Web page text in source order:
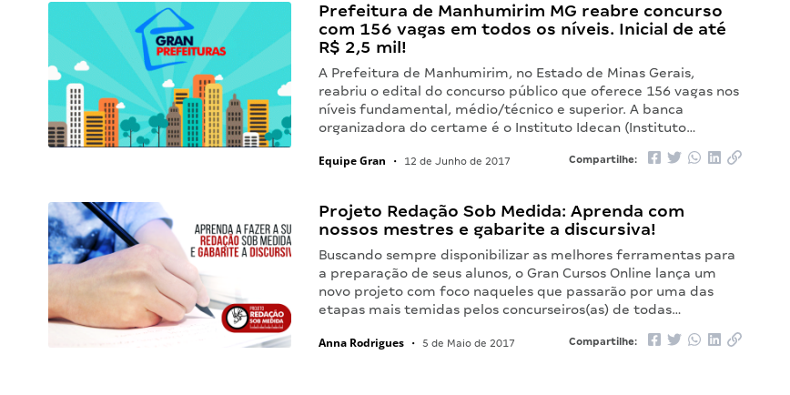
Prefeitura de Manhumirim MG reabre concurso
com 156 vagas em todos os níveis. Inicial de até
R$ 2,5 mil!
A Prefeitura de Manhumirim, no Estado de Minas Gerais,
reabriu o edital do concurso público que oferece 156 vagas nos
níveis fundamental, médio/técnico e superior. A banca
organizadora do certame é o Instituto Idecan (Instituto…
Equipe Gran • 12 de Junho de 2017 Compartilhe:
Projeto Redação Sob Medida: Aprenda com
nossos mestres e gabarite a discursiva!
Buscando sempre disponibilizar as melhores ferramentas para
a preparação de seus alunos, o Gran Cursos Online lança um
novo projeto com foco naqueles que passarão por uma das
etapas mais temidas pelos concurseiros(as) de todas…
Anna Rodrigues • 5 de Maio de 2017 Compartilhe: